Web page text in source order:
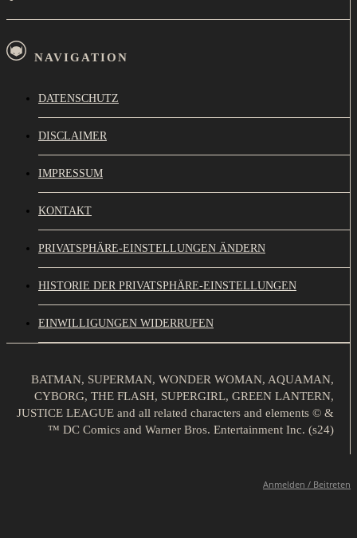
NAVIGATION
DATENSCHUTZ
DISCLAIMER
IMPRESSUM
KONTAKT
PRIVATSPHÄRE-EINSTELLUNGEN ÄNDERN
HISTORIE DER PRIVATSPHÄRE-EINSTELLUNGEN
EINWILLIGUNGEN WIDERRUFEN
BATMAN, SUPERMAN, WONDER WOMAN, AQUAMAN,
CYBORG, THE FLASH, SUPERGIRL, GREEN LANTERN,
JUSTICE LEAGUE and all related characters and elements © &
™ DC Comics and Warner Bros. Entertainment Inc. (s24)
Anmelden / Beitreten